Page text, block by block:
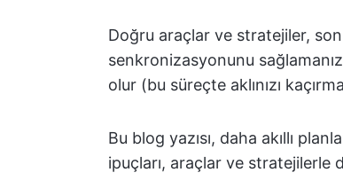
Doğru araçlar ve stratejiler, son
senkronizasyonunu
olur (bu süreçte aklınızı
Bu blog yazısı, daha akıllı
ipuçları, araçlar ve stratejilerle